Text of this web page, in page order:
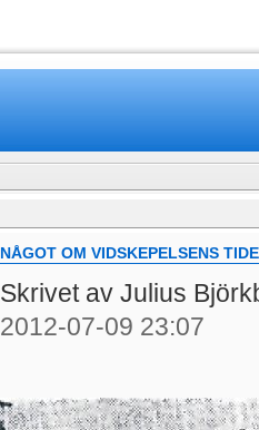
NÅGOT OM VIDSKEPELSENS
Skrivet av Julius
2012-07-09 23:07